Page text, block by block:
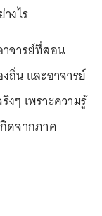
งไร
จารย์ที่สอน
ถิ่น และอาจารย์
ๆ เพราะความรู้
ดจากภาค